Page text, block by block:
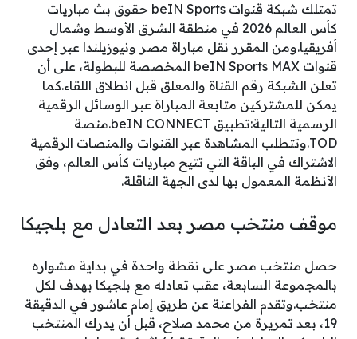
تمتلك شبكة قنوات beIN Sports حقوق بث مباريات
كأس العالم 2026 في منطقة الشرق الأوسط وشمال
أفريقيا.ومن المقرر نقل مباراة مصر ونيوزيلندا عبر إحدى
قنوات beIN Sports MAX المخصصة للبطولة، على أن
تعلن الشبكة رقم القناة والمعلق قبل انطلاق اللقاء.كما
يمكن للمشتركين متابعة المباراة عبر الوسائل الرقمية
الرسمية التالية:تطبيق beIN CONNECT.منصة
TOD.وتتطلب المشاهدة عبر القنوات والمنصات الرقمية
الاشتراك في الباقة التي تتيح مباريات كأس العالم، وفق
الأنظمة المعمول بها لدى الجهة الناقلة.
موقف منتخب مصر بعد التعادل مع بلجيكا
حصل منتخب مصر على نقطة واحدة في بداية مشواره
بالمجموعة السابعة، عقب تعادله مع بلجيكا بهدف لكل
منتخب.وتقدم الفراعنة عن طريق إمام عاشور في الدقيقة
19، بعد تمريرة من محمد صلاح، قبل أن يدرك المنتخب